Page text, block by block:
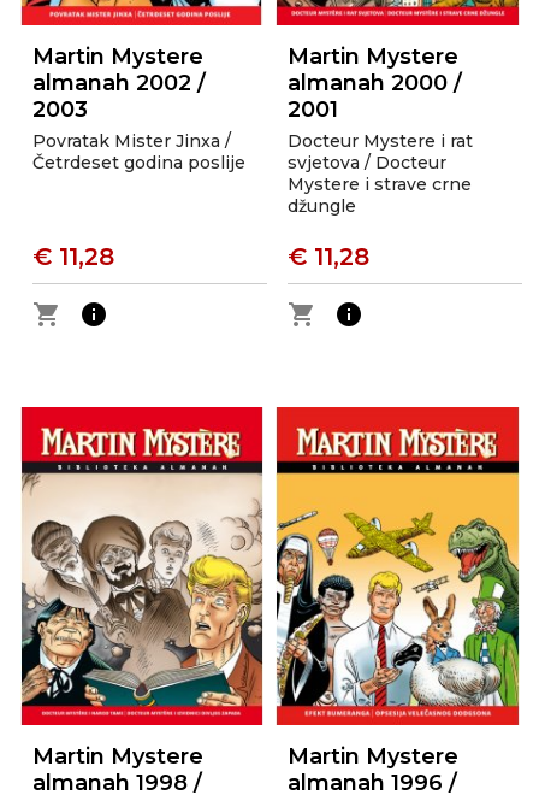
Martin Mystere
almanah 2002 /
2003
Povratak Mister Jinxa /
Četrdeset godina poslije
€ 11,28
shopping_cart
info
Martin Mystere
almanah 2000 /
2001
Docteur Mystere i rat
svjetova / Docteur
Mystere i strave crne
džungle
€ 11,28
shopping_cart
info
Martin Mystere
almanah 1998 /
Martin Mystere
almanah 1996 /